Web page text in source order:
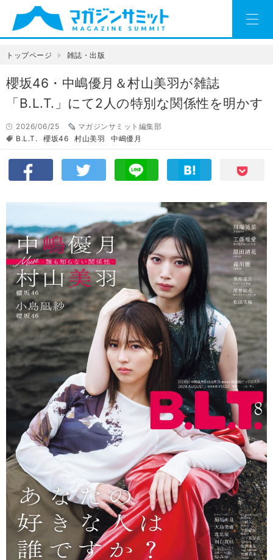
トップページ 雑誌・出版
櫻坂46・中嶋優月＆村山美羽が雑誌
「B.L.T.」にて2人の特別な関係性を明かす
2026/06/25
マガジンサミット編集部
B.L.T.
櫻坂46 村山美羽 中嶋優月